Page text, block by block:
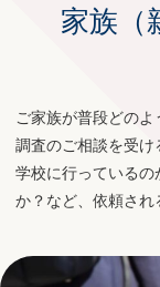
家族（
ご家族が普段どの
調査のご相談を受
学校に行っている
か？など、依頼され